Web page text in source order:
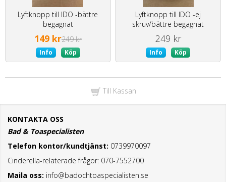
Lyftknopp till IDO -bättre
begagnat
149 kr249 kr
Info Köp
Lyftknopp till IDO -ej
skruv/bättre begagnat
249 kr
Info Köp
Till Kassan
KONTAKTA OSS
Bad & Toaspecialisten
Telefon kontor/kundtjänst: 0739970097
Cinderella-relaterade frågor: 070-7552700
Maila oss: info@badochtoaspecialisten.se